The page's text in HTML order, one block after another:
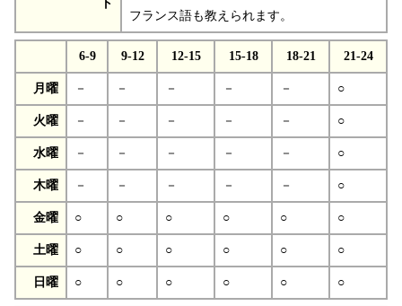
ト
フランス語も教えられます。
6-9 9-12 12-15 15-18 18-21 21-24
月曜 － － － － － ○
火曜 － － － － － ○
水曜 － － － － － ○
木曜 － － － － － ○
金曜 ○ ○ ○ ○ ○ ○
土曜 ○ ○ ○ ○ ○ ○
日曜 ○ ○ ○ ○ ○ ○